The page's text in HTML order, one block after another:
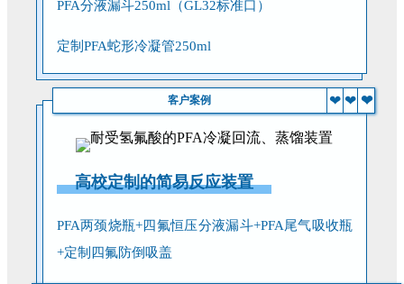
PFA分液漏斗250ml（GL32标准口）
定制PFA蛇形冷凝管250ml
客户案例 ❤ ❤ ❤
高校定制的简易反应装置
PFA两颈烧瓶+四氟恒压分液漏斗+PFA尾气吸收瓶
+定制四氟防倒吸盖